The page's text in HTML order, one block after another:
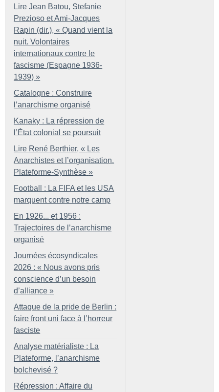
Lire Jean Batou, Stefanie
Prezioso et Ami-Jacques
Rapin (dir.), « Quand vient la
nuit. Volontaires
internationaux contre le
fascisme (Espagne 1936-
1939) »
Catalogne : Construire
l’anarchisme organisé
Kanaky : La répression de
l’État colonial se poursuit
Lire René Berthier, « Les
Anarchistes et l’organisation.
Plateforme-Synthèse »
Football : La FIFA et les USA
marquent contre notre camp
En 1926... et 1956 :
Trajectoires de l’anarchisme
organisé
Journées écosyndicales
2026 : « Nous avons pris
conscience d’un besoin
d’alliance »
Attaque de la pride de Berlin :
faire front uni face à l’horreur
fasciste
Analyse matérialiste : La
Plateforme, l’anarchisme
bolchevisé ?
Répression : Affaire du